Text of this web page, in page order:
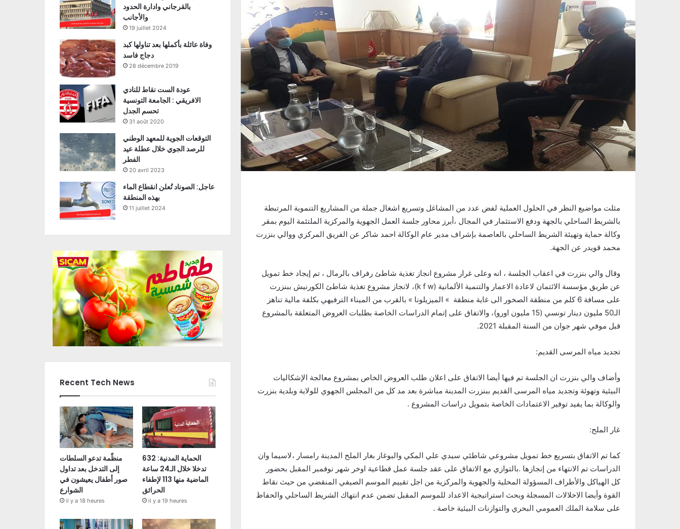
مثلت مواضيع النظر في الحلول العملية لفض عدد من المشاغل وتسريع اشغال جملة من المشاريع التنموية المرتبطة
بالشريط الساحلي بالجهة ودفع الاستثمار في المجال ،أبرز محاور جلسة العمل الجهوية والمركزية الملتئمة اليوم بمقر
وكالة حماية وتهيئة الشريط الساحلي بالعاصمة بإشراف مدير عام الوكالة احمد شاكر عن الفريق المركزي ووالي بنزرت
محمد قويدر عن الجهة.
وقال والي بنزرت في اعقاب الجلسة ، انه وعلى غرار مشروع انجاز تغذية شاطئ رفراف بالرمال ، تم إيجاد خط تمويل
عن طريق مؤسسة الائتمان لاعادة الاعمار والتنمية الألمانية (k f w)، لانجاز مشروع تغذية شاطئ الكورنيش ببنزرت
على مسافة 6 كلم من منطقة الصخور الى غاية منطقة » الميزيلونا » بالقرب من الميناء الترفيهي بكلفة مالية تناهز
الـ50 مليون دينار تونسي (15 مليون اورو)، والاتفاق على إتمام الدراسات الخاصة بطلبات العروض المتعلقة بالمشروع
قبل موفي شهر جوان من السنة المقبلة 2021.
تجديد مياه المرسى القديم:
وأضاف والي بنزرت ان الجلسة تم فيها أيضا الاتفاق على اعلان طلب العروض الخاص بمشروع معالجة الإشكاليات
البيئية وتهوئة وتجديد مياه المرسى القديم ببنزرت المدينة مباشرة بعد مد كل من المجلس الجهوي للولاية وبلدية بنزرت
والوكالة بما يفيد توفير الاعتمادات الخاصة بتمويل دراسات المشروع .
غار الملح:
كما تم الاتفاق بتسريع خط تمويل مشروعي شاطئي سيدي علي المكي والبوغاز بغار الملح المدينة رامسار ،لاسيما وان
الدراسات تم الانتهاء من إنجازها .بالتوازي مع الاتفاق على عقد جلسة عمل قطاعية اوخر شهر نوفمبر المقبل بحضور
كل الهياكل والأطراف المسؤولة المحلية والجهوية والمركزية من اجل تقييم الموسم الصيفي المنقضي من حيث نقاط
القوة وأيضا الاخلالات المسجلة وبحث استراتيجية الاعداد للموسم المقبل تضمن عدم انتهاك الشريط الساحلي والحفاظ
على سلامة الملك العمومي البحري والتوازنات البيئية خاصة .
بالقرجاني وادارة الحدود
والأجانب
19 juillet 2024
وفاة عائلة بأكملها بعد تناولها كبد
دجاج فاسد
28 décembre 2019
عودة الست نقاط للنادي
الافريقي : الجامعة التونسية
تحسم الجدل
31 août 2020
التوقعات الجوية للمعهد الوطني
للرصد الجوي خلال عطلة عيد
الفطر
20 avril 2023
عاجل: الصوناد تُعلن انقطاع الماء
بهذه المنطقة
11 juillet 2024
Recent Tech News
منظّمة تدعو السلطات
إلى التدخل بعد تداول
صور أطفال يعيشون في
الشوارع
il y a 18 heures
الحماية المدنية: 632
تدخلا خلال الـ24 ساعة
الماضية منها 113 لإطفاء
الحرائق
il y a 19 heures